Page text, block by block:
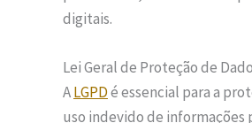
digitais.
Lei Geral de Proteção de
ALGPDé essencial para a
uso indevido de informações